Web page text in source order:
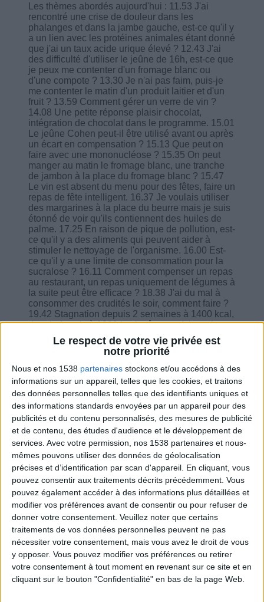
Le respect de votre vie privée est
notre priorité
Nous et nos 1538 partenaires stockons et/ou accédons à des
informations sur un appareil, telles que les cookies, et traitons
des données personnelles telles que des identifiants uniques et
des informations standards envoyées par un appareil pour des
publicités et du contenu personnalisés, des mesures de publicité
et de contenu, des études d'audience et le développement de
services. Avec votre permission, nos 1538 partenaires et nous-
mêmes pouvons utiliser des données de géolocalisation
précises et d’identification par scan d'appareil. En cliquant, vous
pouvez consentir aux traitements décrits précédemment. Vous
pouvez également accéder à des informations plus détaillées et
modifier vos préférences avant de consentir ou pour refuser de
donner votre consentement. Veuillez noter que certains
traitements de vos données personnelles peuvent ne pas
nécessiter votre consentement, mais vous avez le droit de vous
y opposer. Vous pouvez modifier vos préférences ou retirer
votre consentement à tout moment en revenant sur ce site et en
cliquant sur le bouton "Confidentialité" en bas de la page Web.
Les thèmes abordés aujourd'hui : 11.53 J'ai
rencontré une crise de douleur dans les
phalanges et dans la jambe gauche, est-ce qu'il y
a un lien avec les protéines animales étant donné
que j'ai un taux acide urique élevé ? 12.43 J'ai
des difficulté d'utiliser le jeûne de 16h, est-ce que
je peux me contenter d'un fromage blanc ou
d'une compote ? 13.30 Je n'ai pas faim, puis-je
me contenter le matin d'un produit laitier et d'un
fruit ? 13.59 Comment gérer un verre de vin ?
14.08 Une petite réponse plaisir chocolat,
intégration de chocolat dans le programme. 15.01
Le jeûne Cohen peut-il être utilisé avant ou après
un écart en compensation ? 15.13 Que peut on
faire avec une mononucléose ? 15.35 On peut
manger au matin le fromage blanc, une tranche
de jambon à la place du fromage blanc ? 15.47
Le vin est absent du menu pour des fêtes, faire un
repas de fête intelligent. 16.37 Je voulais utiliser
des margarines à la place du beurre mais je suis
étonné de voir qu'ils contiennent des huiles de
palme. 17.25 En raison de pique de pollution, est-
ce qu'il y a des aliments qui peuvent aider à
stimuler le nettoyage de l'organisme. 16.00 Est-
ce qu'il y a une limite de consommation pour la
sucralose ? 16.11 Comment compenser un repas
au restaurant, un repas uniquement de légumes à
la suite peut être efficace ? 18.38 J'ai du mal à
consommer des crudités le soir, comment faire ?
19.42 Stagnation depuis 2 semaines à 1400 kcal,
depuis 1 mois à 1200 kcal même en faisant le
jeûne, rien n'a changé. 21.43 Je n'ai pas envie de
manger et je veux sauter le repas du midi mais
compenser par des fruits dans l'après-midi. Je
stagne de tout en mangeant moins, est-ce normal
? 22.35 Le miso est-il compté comme une matière
grasse ? 23.20 Est-ce que l'on peut utiliser les
cubes dégraissés comme Knorr, plus
particulièrement dans le cadre de jeûne ? 24.11
Je pense que le soja est un perturbateur
endocrinien à éviter, quel est votre avis là-dessus
? 24.50 Est-ce que je peux remplacer le yaourt
par le yaourt au soja ? 25.38 Que penser d'un
petit sandwich aux crudités vendu au Subway
pour une pause repas ? 26.08 Les chocolats
fourrés sont-ils interdits ? 28.35 Dédier 5 minute
par jour pour sur le programme.
Combien de kilos souhaitez-vous perdre ?
Plus de